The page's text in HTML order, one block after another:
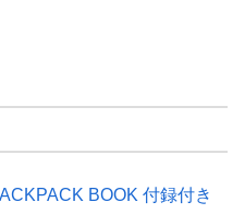
BOOK 付録付き